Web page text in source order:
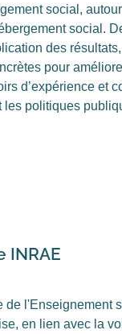
social, autour
social.
des
pour
d’expérience et
les politiques
INRAE
l'Enseignement
en lien avec la